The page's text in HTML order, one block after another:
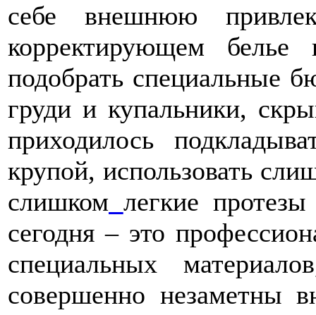
себе внешнюю
корректирующем
подобрать специальные
груди и купальники,
приходилось
крупой, использовать
слишком легкие
сегодня – это
специальных
совершенно незаметны